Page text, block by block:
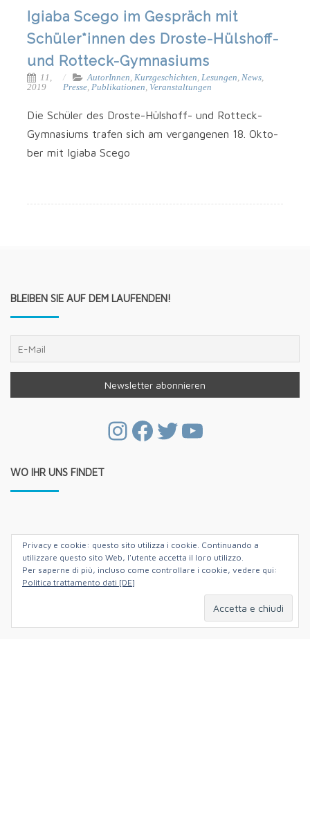
Igiaba Scego im Gespräch mit
Schüler*innen des Droste-Hülshoff-
und Rotteck-Gymnasiums
11,
2019
AutorInnen Kurzgeschichten Lesungen News,
Presse, Publikationen Veranstaltungen
Die Schü­ler des Droste-Hülshoff- und Rotteck-
Gymnasiums tra­fen sich am ver­gan­ge­nen 18. Okto­
ber mit Igi­a­ba Scego
BLEIBEN SIE AUF DEM LAUFENDEN!
Instagram
Facebook
Twitter
YouTube
WO IHR UNS FINDET
Privacy e cookie: questo sito utilizza i cookie. Continuando a
utilizzare questo sito Web, l'utente accetta il loro utilizzo.
Per saperne di più, incluso come controllare i cookie, vedere qui:
Politica trattamento dati [DE]